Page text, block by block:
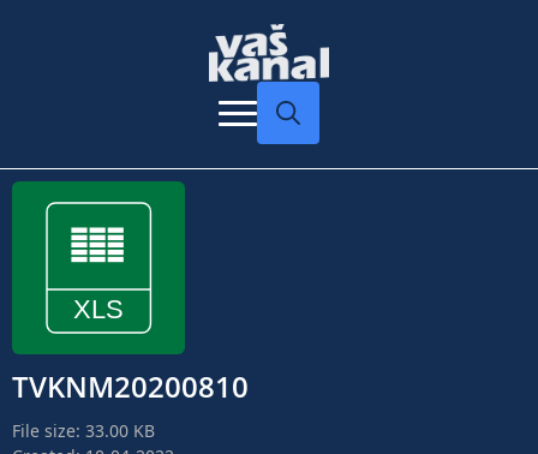
TVKNM20200810
File size: 33.00 KB